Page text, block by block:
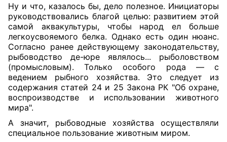
Ну и что, казалось бы, дело полезное. Инициаторы
руководствовались благой целью: развитием этой
самой аквакультуры, чтобы народ ел больше
легкоусвояемого белка. Однако есть один нюанс.
Согласно ранее действующему законодательству,
рыбоводство де-юре являлось... рыболовством
(промысловым). Только особого рода — с
ведением рыбного хозяйства. Это следует из
содержания статей 24 и 25 Закона РК "Об охране,
воспроизводстве и использовании животного
мира".
А значит, рыбоводные хозяйства осуществляли
специальное пользование животным миром.